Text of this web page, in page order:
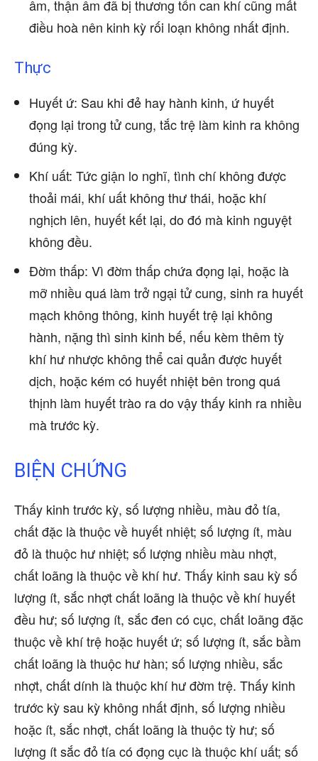
âm, thận âm đã bị thương tổn can khí cũng mất
điều hoà nên kinh kỳ rối loạn không nhất định.
Thực
Huyết ứ: Sau khi đẻ hay hành kinh, ứ huyết
đọng lại trong tử cung, tắc trệ làm kinh ra không
đúng kỳ.
Khí uất: Tức giận lo nghĩ, tình chí không được
thoải mái, khí uất không thư thái, hoặc khí
nghịch lên, huyết kết lại, do đó mà kinh nguyệt
không đều.
Đờm thấp: Vì đờm thấp chứa đọng lại, hoặc là
mỡ nhiều quá làm trở ngại tử cung, sinh ra huyết
mạch không thông, kinh huyết trệ lại không
hành, nặng thì sinh kinh bế, nếu kèm thêm tỳ
khí hư nhược không thể cai quản được huyết
dịch, hoặc kém có huyết nhiệt bên trong quá
thịnh làm huyết trào ra do vậy thấy kinh ra nhiều
mà trước kỳ.
BIỆN CHỨNG
Thấy kinh trước kỳ, số lượng nhiều, màu đỏ tía,
chất đặc là thuộc về huyết nhiệt; số lượng ít, màu
đỏ là thuộc hư nhiệt; số lượng nhiều màu nhợt,
chất loãng là thuộc về khí hư. Thấy kinh sau kỳ số
lượng ít, sắc nhợt chất loãng là thuộc về khí huyết
đều hư; số lượng ít, sắc đen có cục, chất loãng đặc
thuộc về khí trệ hoặc huyết ứ; số lượng ít, sắc bầm
chất loãng là thuộc hư hàn; số lượng nhiều, sắc
nhợt, chất dính là thuộc khí hư đờm trệ. Thấy kinh
trước kỳ sau kỳ không nhất định, số lượng nhiều
hoặc ít, sắc nhợt, chất loãng là thuộc tỳ hư; số
lượng ít sắc đỏ tía có đọng cục là thuộc khí uất; số